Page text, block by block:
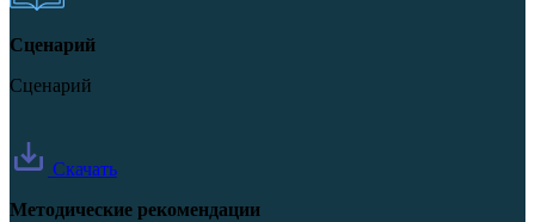
Сценарий
Сценарий
Скачать
Методические рекомендации